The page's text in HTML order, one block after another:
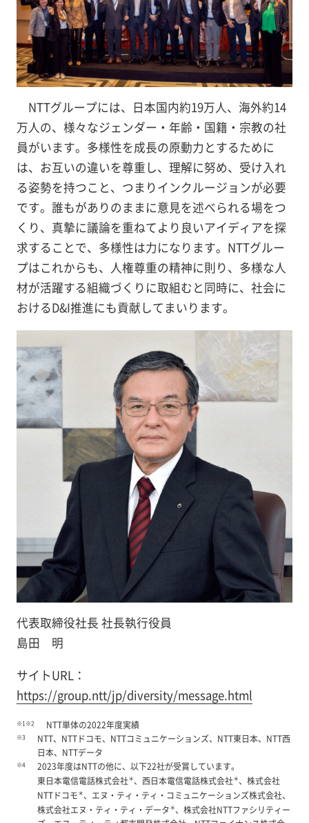
NTTグループには、日本国内約19万人、海外約14
万人の、様々なジェンダー・年齢・国籍・宗教の社
員がいます。多様性を成長の原動力とするために
は、お互いの違いを尊重し、理解に努め、受け入れ
る姿勢を持つこと、つまりインクルージョンが必要
です。誰もがありのままに意見を述べられる場をつ
くり、真摯に議論を重ねてより良いアイディアを探
求することで、多様性は力になります。NTTグルー
プはこれからも、人権尊重の精神に則り、多様な人
材が活躍する組織づくりに取組むと同時に、社会に
おけるD&I推進にも貢献してまいります。
代表取締役社長 社長執行役員
島田 明
サイトURL：
https://group.ntt/jp/diversity/message.html
※1※2 NTT単体の2022年度実績
※3
NTT、NTTドコモ、NTTコミュニケーションズ、NTT東日本、NTT西
日本、NTTデータ
※4
2023年度はNTTの他に、以下22社が受賞しています。
東日本電信電話株式会社＊、西日本電信電話株式会社＊、株式会社
NTTドコモ＊、エヌ・ティ・ティ・コミュニケーションズ株式会社、
株式会社エヌ・ティ・ティ・データ＊、株式会社NTTファシリティー